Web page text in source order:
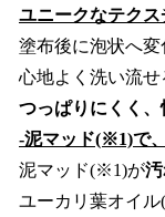
ユニークなテクス
塗布後に泡状へ
心地よく洗い流せ
つっぱりにくく
-泥マッド(※1)で
泥マッド(※1)が
ユーカリ葉オイ